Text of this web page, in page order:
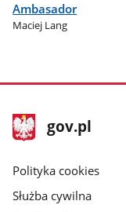
Ambasador
Maciej Lang
stopka
gov.pl
Strona
gov.pl
gov.pl
Polityka cookies
Służba cywilna